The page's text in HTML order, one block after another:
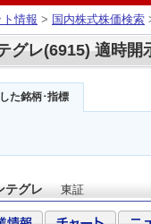
情報 > 国内株式株価検索
グレ(6915) 適時開
た銘柄･指標
テグレ 東証